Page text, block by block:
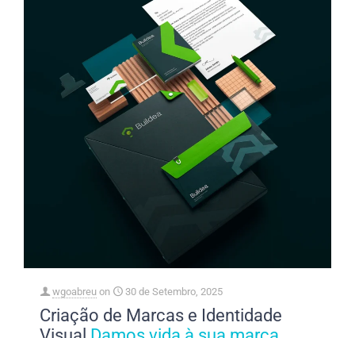
wgoabreu on 30 de Setembro, 2025
Criação de Marcas e Identidade